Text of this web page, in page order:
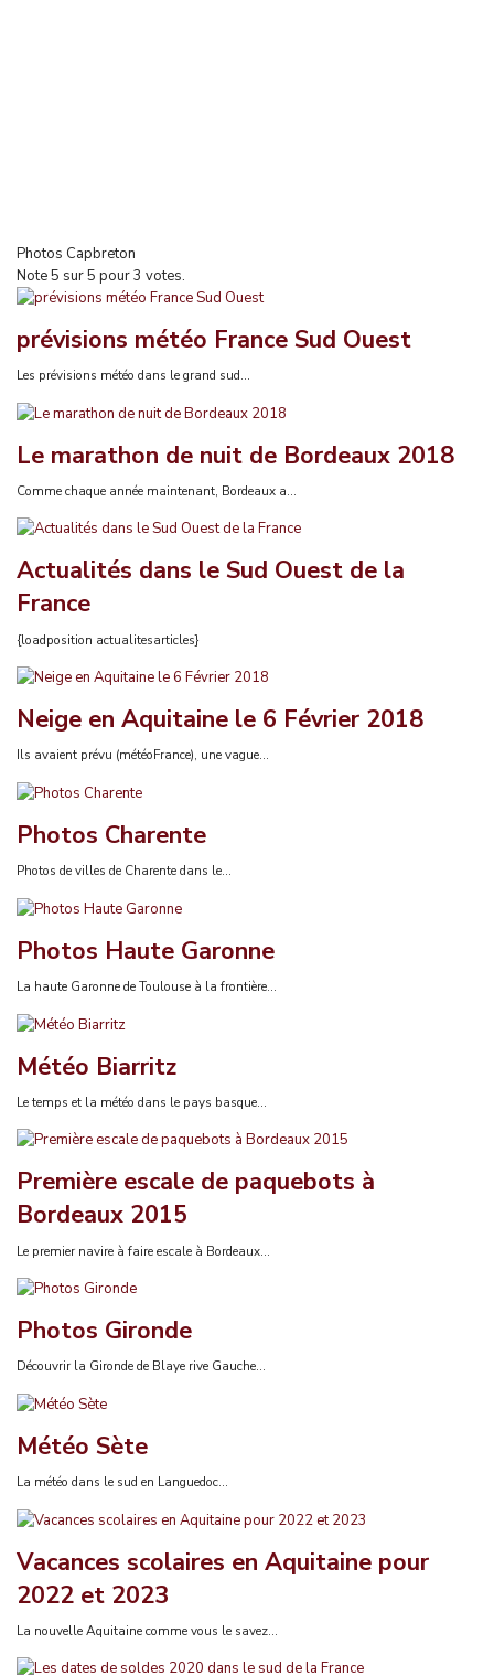
Photos Capbreton
Note5 sur5 pour3 votes.
prévisions météo France Sud Ouest
Les prévisions météo dans le grand sud...
Le marathon de nuit de Bordeaux 2018
Comme chaque année maintenant, Bordeaux a...
Actualités dans le Sud Ouest de la
France
{loadposition actualitesarticles}
Neige en Aquitaine le 6 Février 2018
Ils avaient prévu (météoFrance), une vague...
Photos Charente
Photos de villes de Charente dans le...
Photos Haute Garonne
La haute Garonne de Toulouse à la frontière...
Météo Biarritz
Le temps et la météo dans le pays basque...
Première escale de paquebots à
Bordeaux 2015
Le premier navire à faire escale à Bordeaux...
Photos Gironde
Découvrir la Gironde de Blaye rive Gauche...
Météo Sète
La météo dans le sud en Languedoc...
Vacances scolaires en Aquitaine pour
2022 et 2023
La nouvelle Aquitaine comme vous le savez...